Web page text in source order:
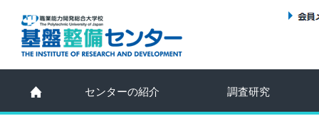
センターの紹介 調査研究